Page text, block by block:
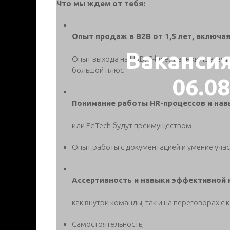
Что мы ждем от тебя:
Опыт продаж в B2B от 1,5 лет,
Опыт выхода на HRD, C-level, навыки
большой плюс
Понимание работы HR-процессов и
или EdTech будут преимуществом
Опыт работы с документацией и умение
Ассертивность и навыки эффективной
как внутри команды, так и на переговорах с
Самостоятельность,